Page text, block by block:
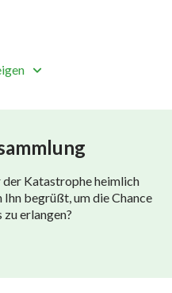
Katastrophe heimlich
begrüßt, um die Chance
zu erlangen?